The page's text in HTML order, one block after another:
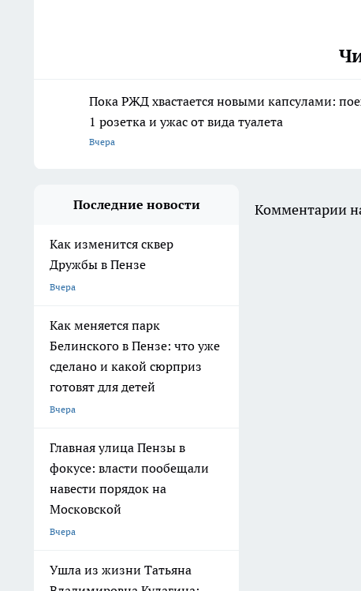
Пока РЖД хвастается новыми капсулами:
1 розетка и ужас от вида туалета
Вчера
Последние новости
Как изменится сквер
Дружбы в Пензе
Вчера
Как меняется парк
Белинского в Пензе: что уже
сделано и какой сюрприз
готовят для детей
Вчера
Главная улица Пензы в
фокусе: власти пообещали
навести порядок на
Московской
Вчера
Ушла из жизни Татьяна
Комментарии